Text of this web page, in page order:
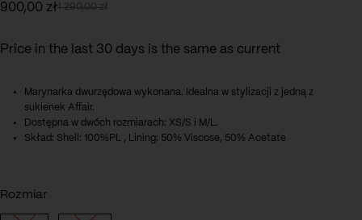
1 290,00zł
Pierwotna
1
900,00 złAktualna
900,00 zł.
Price in the last 30 days is the same as current
Marynarka dwurzędowa wykonana. Idealna w stylizacji z jedną z
sukienek Affair.
Dostępna w dwóch rozmiarach: XS/S i M/L.
Skład: Shell: 100%PL , Lining: 50% Viscose, 50% Acetate
Rozmiar